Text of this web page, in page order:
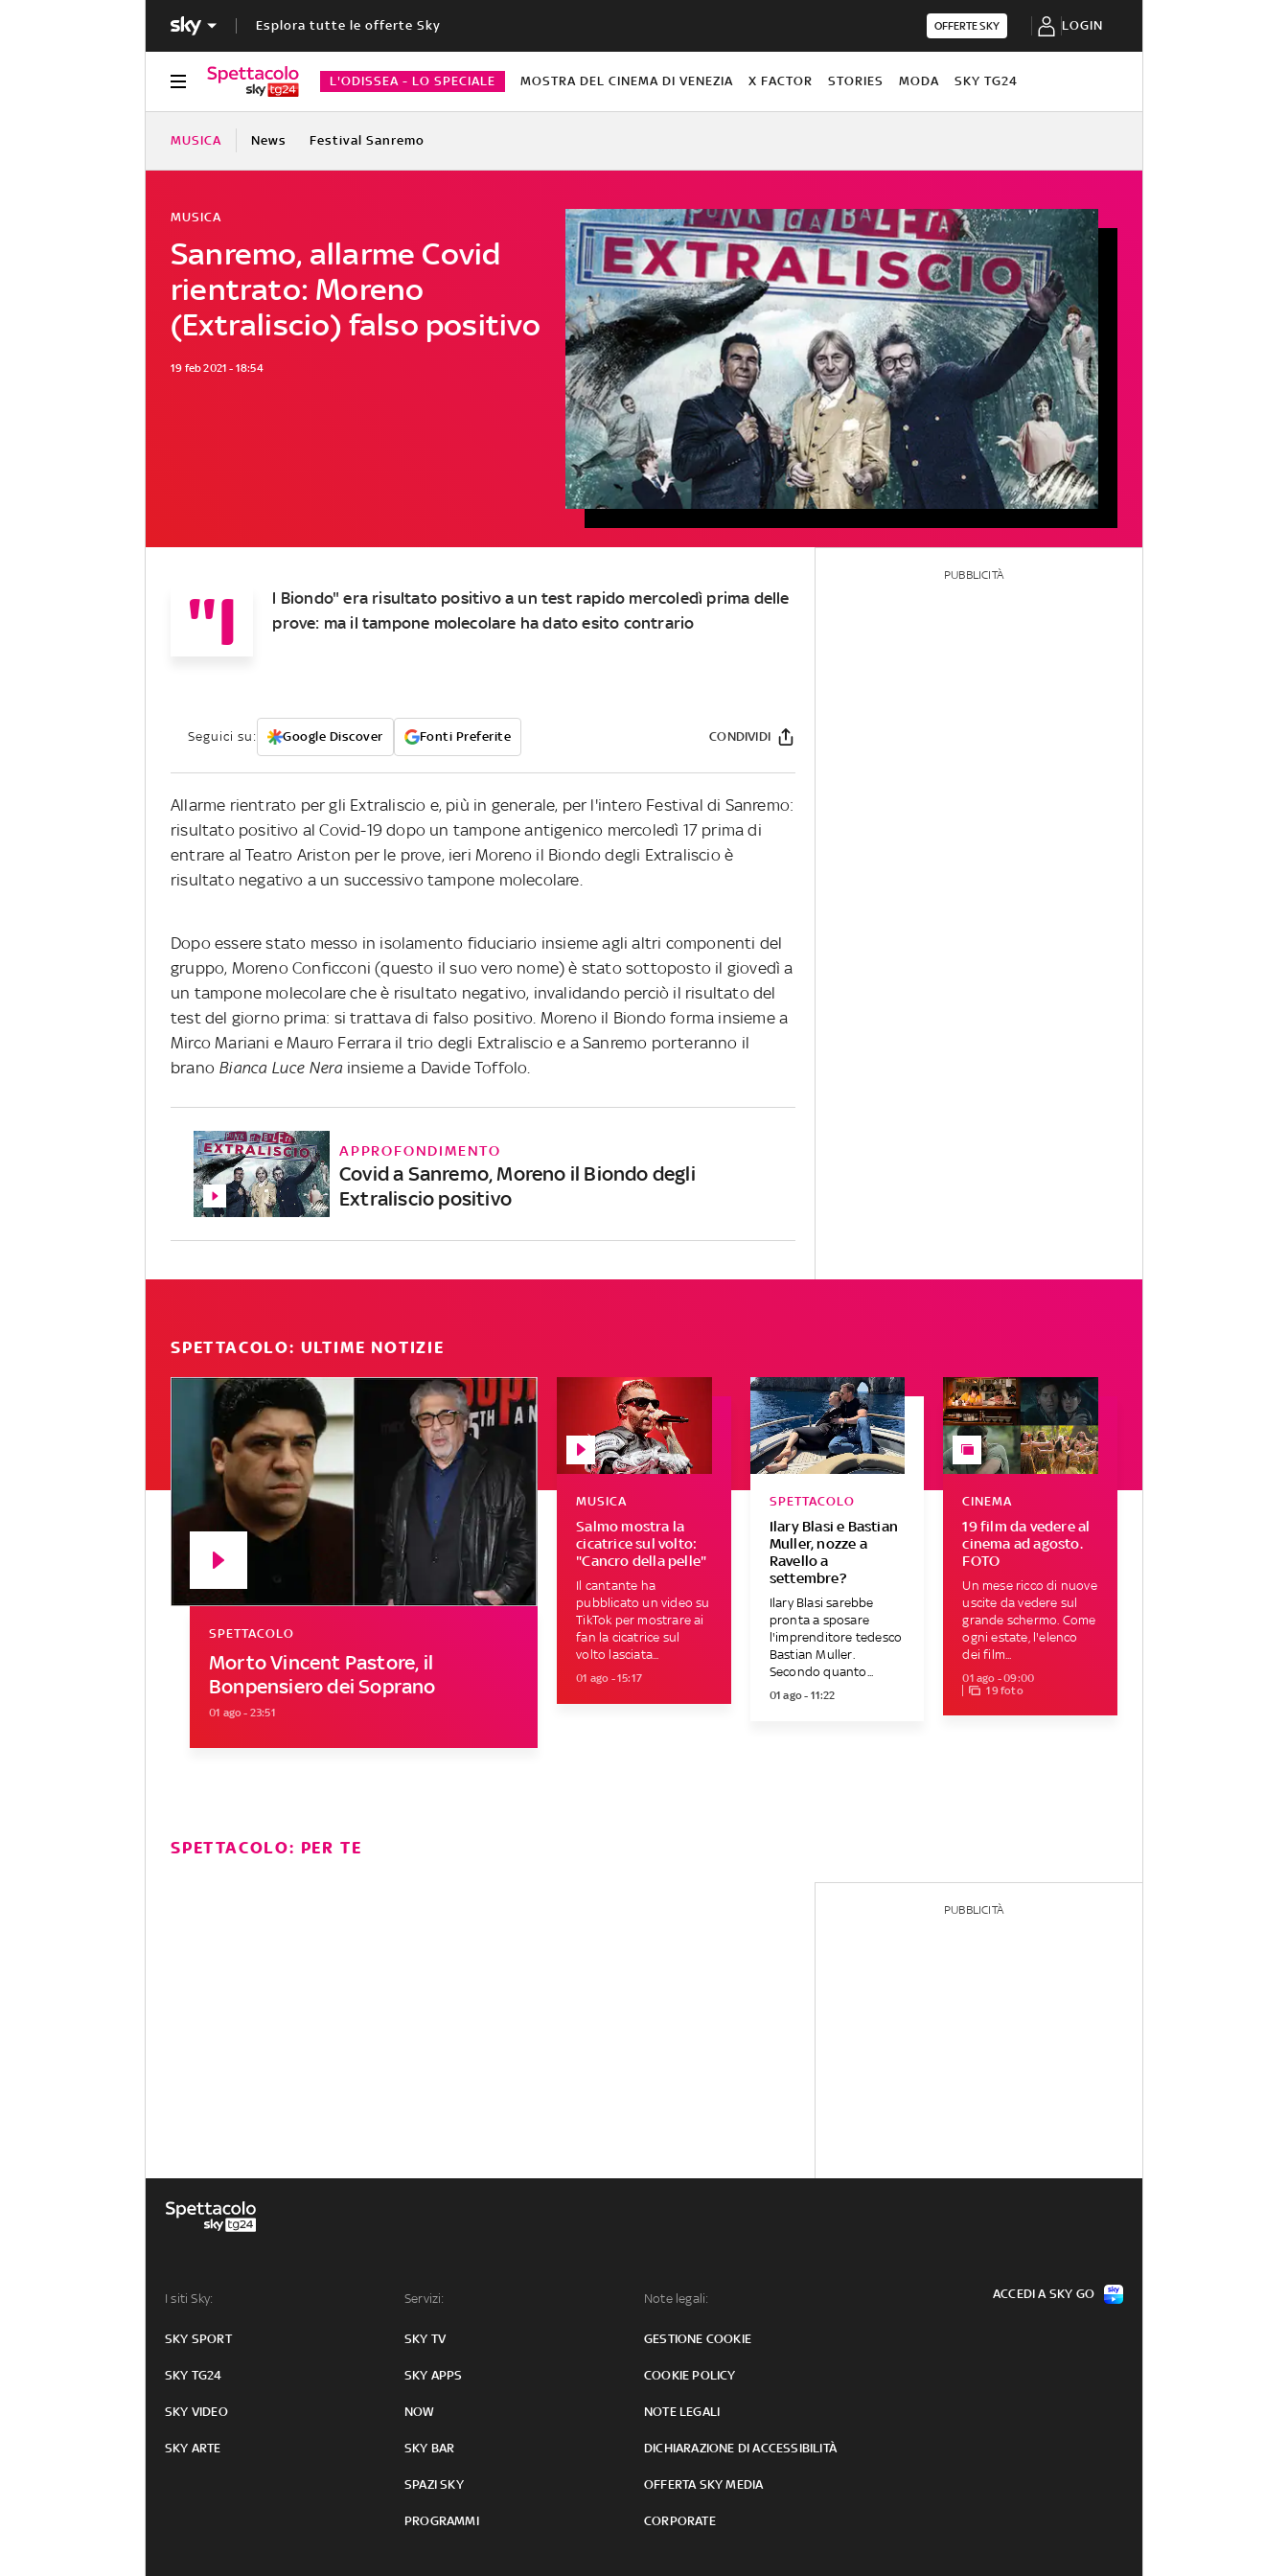
Esplora tutte le offerte Sky OFFERTE SKY LOGIN
L'ODISSEA - LO SPECIALE MOSTRA DEL CINEMA DI VENEZIA X FACTOR STORIES MODA SKY TG24
MUSICA News Festival Sanremo
Sanremo, allarme Covid
rientrato: Moreno
(Extraliscio) falso positivo
MUSICA
19 feb 2021 - 18:54
"I
l Biondo" era risultato positivo a un test rapido mercoledì prima delle
prove: ma il tampone molecolare ha dato esito contrario
Seguici su: Google Discover Fonti Preferite CONDIVIDI
Allarme rientrato per gli Extraliscio e, più in generale, per l'intero Festival di Sanremo:
risultato positivo al Covid-19 dopo un tampone antigenico mercoledì 17 prima di
entrare al Teatro Ariston per le prove, ieri Moreno il Biondo degli Extraliscio è
risultato negativo a un successivo tampone molecolare.
Dopo essere stato messo in isolamento fiduciario insieme agli altri componenti del
gruppo, Moreno Conficconi (questo il suo vero nome) è stato sottoposto il giovedì a
un tampone molecolare che è risultato negativo, invalidando perciò il risultato del
test del giorno prima: si trattava di falso positivo. Moreno il Biondo forma insieme a
Mirco Mariani e Mauro Ferrara il trio degli Extraliscio e a Sanremo porteranno il
brano Bianca Luce Nera insieme a Davide Toffolo.
APPROFONDIMENTO
Covid a Sanremo, Moreno il Biondo degli
Extraliscio positivo
PUBBLICITÀ
SPETTACOLO: ULTIME NOTIZIE
Morto Vincent Pastore, il
Bonpensiero dei Soprano
SPETTACOLO
01 ago - 23:51
Salmo mostra la
cicatrice sul volto:
"Cancro della pelle"
MUSICA
Il cantante ha
pubblicato un video su
TikTok per mostrare ai
fan la cicatrice sul
volto lasciata...
01 ago - 15:17
Ilary Blasi e Bastian
Muller, nozze a
Ravello a
settembre?
SPETTACOLO
Ilary Blasi sarebbe
pronta a sposare
l'imprenditore tedesco
Bastian Muller.
Secondo quanto...
01 ago - 11:22
19 film da vedere al
cinema ad agosto.
FOTO
CINEMA
Un mese ricco di nuove
uscite da vedere sul
grande schermo. Come
ogni estate, l'elenco
dei film...
01 ago - 09:00
19 foto
SPETTACOLO: PER TE
PUBBLICITÀ
I siti Sky:
SKY SPORT
SKY TG24
SKY VIDEO
SKY ARTE
Servizi:
SKY TV
SKY APPS
NOW
SKY BAR
SPAZI SKY
PROGRAMMI
Note legali:
GESTIONE COOKIE
COOKIE POLICY
NOTE LEGALI
DICHIARAZIONE DI ACCESSIBILITÀ
OFFERTA SKY MEDIA
CORPORATE
ACCEDI A SKY GO